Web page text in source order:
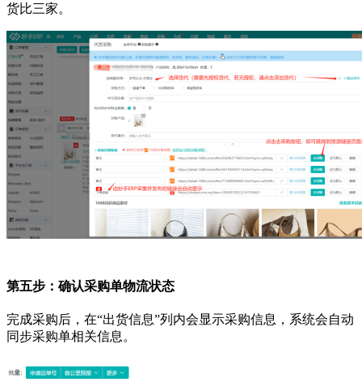
货比三家。
第五步：确认采购单物流状态
完成采购后，在“出货信息”列内会显示采购信息，系统会自动
同步采购单相关信息。